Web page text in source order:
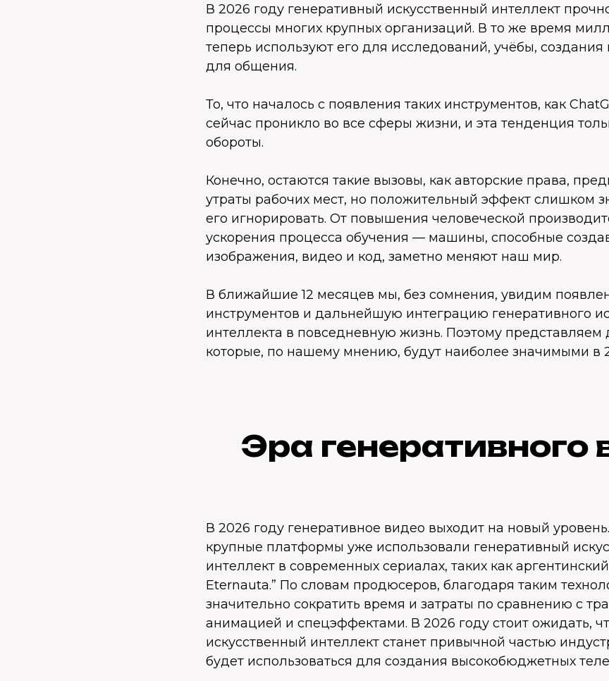
В 2026 году генеративный искусственный интеллект
процессы многих крупных организаций. В то же время
теперь используют его для исследований, учёбы, создания
для общения.
То, что началось с появления таких инструментов, как
сейчас проникло во все сферы жизни, и эта тенденция
обороты.
Конечно, остаются такие вызовы, как авторские права,
утраты рабочих мест, но положительный эффект слишком
его игнорировать. От повышения человеческой
ускорения процесса обучения — машины, способные
изображения, видео и код, заметно меняют наш мир.
В ближайшие 12 месяцев мы, без сомнения, увидим
инструментов и дальнейшую интеграцию генеративного
интеллекта в повседневную жизнь. Поэтому представляем
которые, по нашему мнению, будут наиболее значимыми в
Эра генеративного
В 2026 году генеративное видео выходит на новый
крупные платформы уже использовали генеративный
интеллект в современных сериалах, таких как аргентинский
Eternauta.” По словам продюсеров, благодаря таким
значительно сократить время и затраты по сравнению с
анимацией и спецэффектами. В 2026 году стоит ожидать,
искусственный интеллект станет привычной частью
будет использоваться для создания высокобюджетных